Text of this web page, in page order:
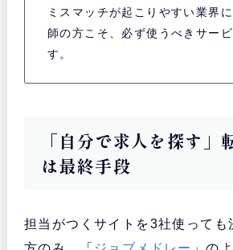
ミスマッチが起こりやすい業界
師の方こそ、必ず使うべきサー
す。
「自分で求人を探す」
は最終手段
担当がつくサイトを3社使っても